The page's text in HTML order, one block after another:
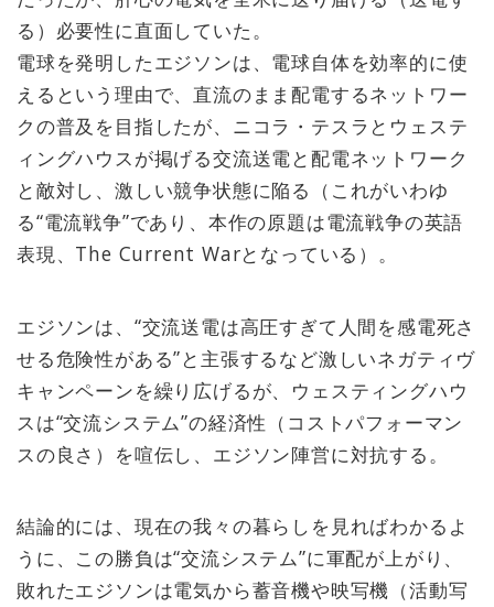
る）必要性に直面していた。
電球を発明したエジソンは、電球自体を効率的に使
えるという理由で、直流のまま配電するネットワー
クの普及を目指したが、ニコラ・テスラとウェステ
ィングハウスが掲げる交流送電と配電ネットワーク
と敵対し、激しい競争状態に陥る（これがいわゆ
る“電流戦争”であり、本作の原題は電流戦争の英語
表現、The Current Warとなっている）。
エジソンは、“交流送電は高圧すぎて人間を感電死さ
せる危険性がある”と主張するなど激しいネガティヴ
キャンペーンを繰り広げるが、ウェスティングハウ
スは“交流システム”の経済性（コストパフォーマン
スの良さ）を喧伝し、エジソン陣営に対抗する。
結論的には、現在の我々の暮らしを見ればわかるよ
うに、この勝負は“交流システム”に軍配が上がり、
敗れたエジソンは電気から蓄音機や映写機（活動写